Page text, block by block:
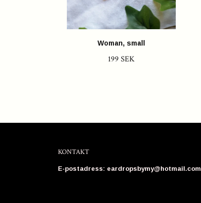
Woman, small
199 SEK
KONTAKT
E-postadress: eardropsbymy@hotmail.com